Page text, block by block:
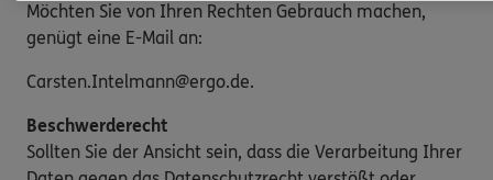
Möchten Sie von Ihren Rechten Gebrauch machen,
genügt eine E-Mail an:
Carsten.Intelmann@ergo.de.
Beschwerderecht
Sollten Sie der Ansicht sein, dass die Verarbeitung Ihrer